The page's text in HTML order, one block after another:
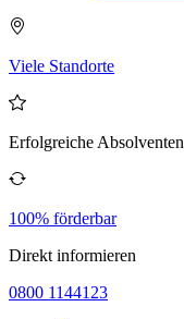
Viele Standorte
Erfolgreiche Absolventen
100% förderbar
Direkt informieren
0800 1144123